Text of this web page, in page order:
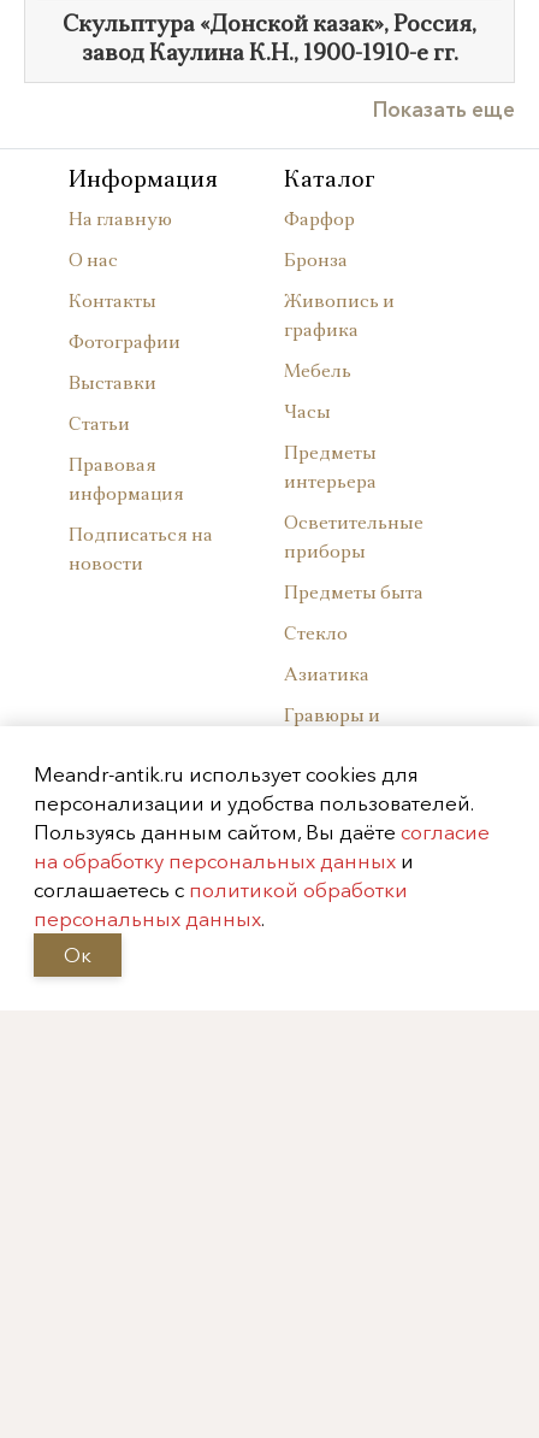
​Скульптура «Донской казак», Россия,
завод Каулина К.Н., 1900-1910-е гг.
Показать еще
Информация
На главную
О нас
Контакты
Фотографии
Выставки
Статьи
Правовая
информация
Подписаться на
новости
Каталог
Фарфор
Бронза
Живопись и
графика
Мебель
Часы
Предметы
интерьера
Осветительные
приборы
Предметы быта
Стекло
Азиатика
Гравюры и
Советский фарфор
Западноевропейски
й фарфор
Русский фарфор
Meandr-antik.ru использует cookies для
персонализации и удобства пользователей.
Пользуясь данным сайтом, Вы даёте согласие
на обработку персональных данных и
соглашаетесь с политикой обработки
персональных данных.
Ок